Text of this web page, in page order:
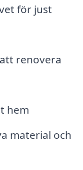
för just
renovera
hem
material och